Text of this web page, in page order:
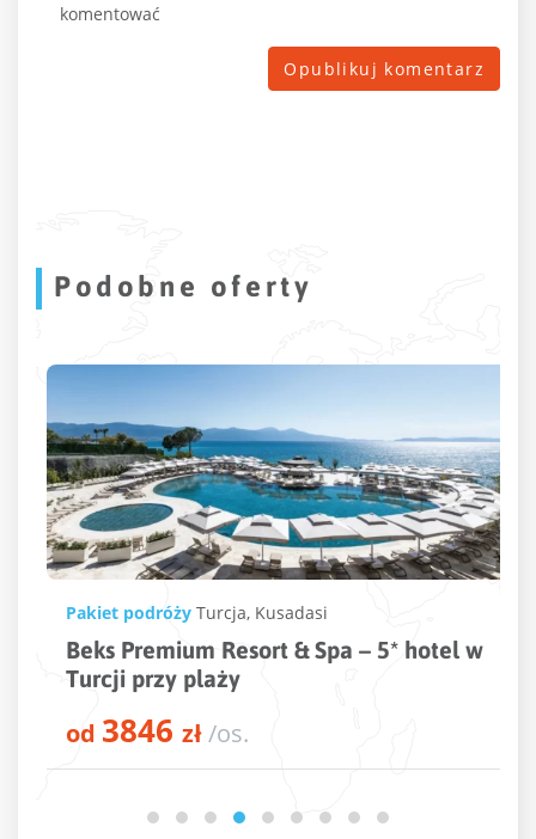
komentować
Podobne oferty
Pakiet podróży Turcja,Kusadasi
Beks Premium Resort & Spa – 5* hotel w
Turcji przy plaży
od3846zł/os.